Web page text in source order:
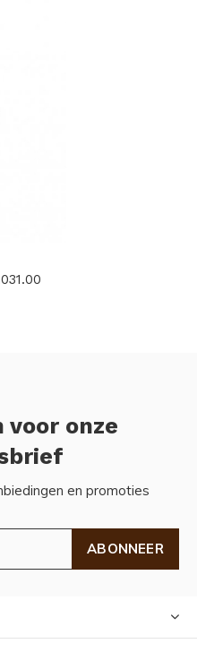
voor onze
en promoties
ABONNEER